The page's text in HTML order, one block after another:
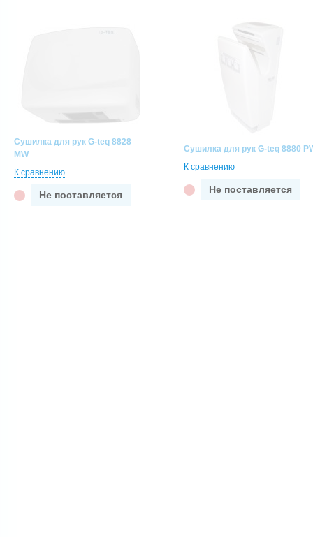
Сушилка для рук G-teq 8828
MW
К сравнению
Не поставляется
Сушилка для рук G-teq 8880
К сравнению
Не поставляется